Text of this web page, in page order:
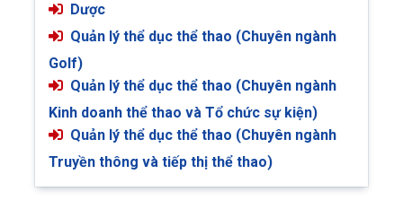
Dược
Quản lý thể dục thể thao (Chuyên ngành
Golf)
Quản lý thể dục thể thao (Chuyên ngành
Kinh doanh thể thao và Tổ chức sự kiện)
Quản lý thể dục thể thao (Chuyên ngành
Truyền thông và tiếp thị thể thao)